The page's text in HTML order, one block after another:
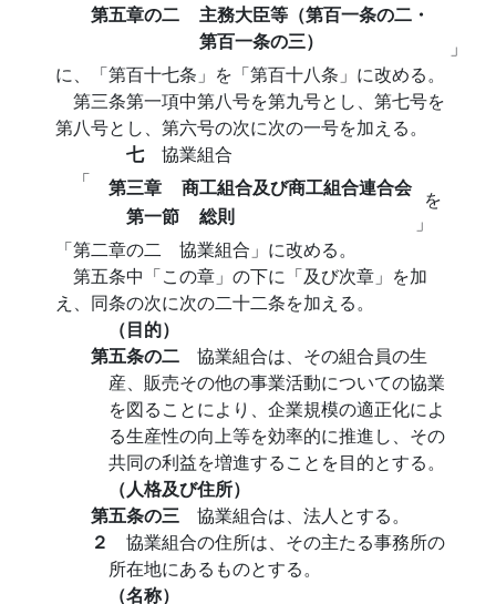
第五章の二
主務大臣等（第百一条の二・
第百一条の三）
」
に、「第百十七条」を「第百十八条」に改める。
第三条第一項中第八号を第九号とし、第七号を
第八号とし、第六号の次に次の一号を加える。
七 協業組合
「
第三章
商工組合及び商工組合連合会
第一節
総則 」
を
「第二章の二 協業組合」に改める。
第五条中「この章」の下に「及び次章」を加
え、同条の次に次の二十二条を加える。
（目的）
第五条の二 協業組合は、その組合員の生
産、販売その他の事業活動についての協業
を図ることにより、企業規模の適正化によ
る生産性の向上等を効率的に推進し、その
共同の利益を増進することを目的とする。
（人格及び住所）
第五条の三 協業組合は、法人とする。
２ 協業組合の住所は、その主たる事務所の
所在地にあるものとする。
（名称）